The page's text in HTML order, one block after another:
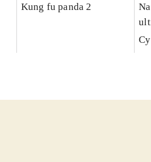
Kung fu panda 2